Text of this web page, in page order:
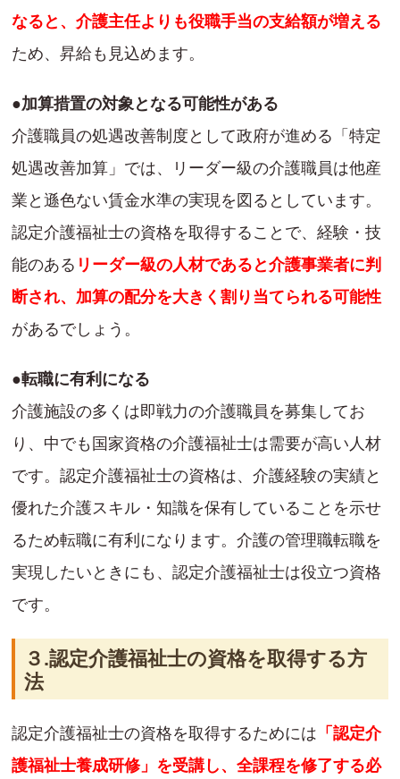
なると、介護主任よりも役職手当の支給額が増える
ため、昇給も見込めます。
●加算措置の対象となる可能性がある
介護職員の処遇改善制度として政府が進める「特定
処遇改善加算」では、リーダー級の介護職員は他産
業と遜色ない賃金水準の実現を図るとしています。
認定介護福祉士の資格を取得することで、経験・技
能のある リーダー級の人材であると介護事業者に判
断され、加算の配分を大きく割り当てられる可能性
があるでしょう。
●転職に有利になる
介護施設の多くは即戦力の介護職員を募集してお
り、中でも国家資格の介護福祉士は需要が高い人材
です。認定介護福祉士の資格は、介護経験の実績と
優れた介護スキル・知識を保有していることを示せ
るため転職に有利になります。介護の管理職転職を
実現したいときにも、認定介護福祉士は役立つ資格
です。
３.認定介護福祉士の資格を取得する方
法
認定介護福祉士の資格を取得するためには 「認定介
護福祉士養成研修」を受講し、全課程を修了する必